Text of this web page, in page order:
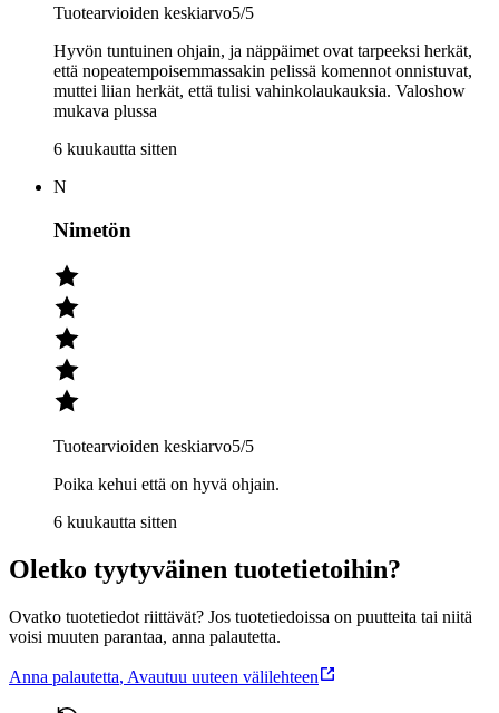
Tuotearvioiden keskiarvo5/5
Hyvön tuntuinen ohjain, ja näppäimet ovat tarpeeksi herkät,
että nopeatempoisemmassakin pelissä komennot onnistuvat,
muttei liian herkät, että tulisi vahinkolaukauksia. Valoshow
mukava plussa
6 kuukautta sitten
N
Nimetön
Tuotearvioiden keskiarvo5/5
Poika kehui että on hyvä ohjain.
6 kuukautta sitten
Oletko tyytyväinen tuotetietoihin?
Ovatko tuotetiedot riittävät? Jos tuotetiedoissa on puutteita tai niitä
voisi muuten parantaa, anna palautetta.
Anna palautetta, Avautuu uuteen välilehteen